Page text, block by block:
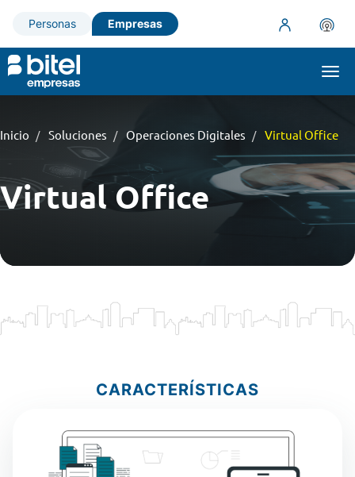
Personas Empresas
Inicio Soluciones Operaciones Digitales Virtual Office
Virtual Office
CARACTERÍSTICAS